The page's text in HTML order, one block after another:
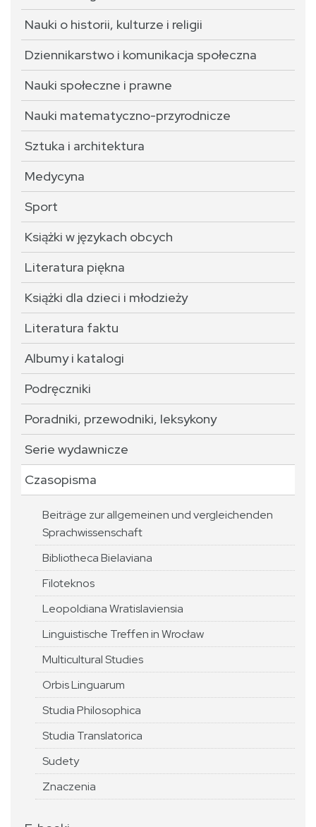
Nauki o historii, kulturze i religii
Dziennikarstwo i komunikacja społeczna
Nauki społeczne i prawne
Nauki matematyczno-przyrodnicze
Sztuka i architektura
Medycyna
Sport
Książki w językach obcych
Literatura piękna
Książki dla dzieci i młodzieży
Literatura faktu
Albumy i katalogi
Podręczniki
Poradniki, przewodniki, leksykony
Serie wydawnicze
Czasopisma
Beiträge zur allgemeinen und vergleichenden
Sprachwissenschaft
Bibliotheca Bielaviana
Filoteknos
Leopoldiana Wratislaviensia
Linguistische Treffen in Wrocław
Multicultural Studies
Orbis Linguarum
Studia Philosophica
Studia Translatorica
Sudety
Znaczenia